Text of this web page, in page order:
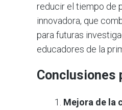
reducir el tiempo de
innovadora, que
para futuras
educadores de la
Conclusiones
Mejora de la